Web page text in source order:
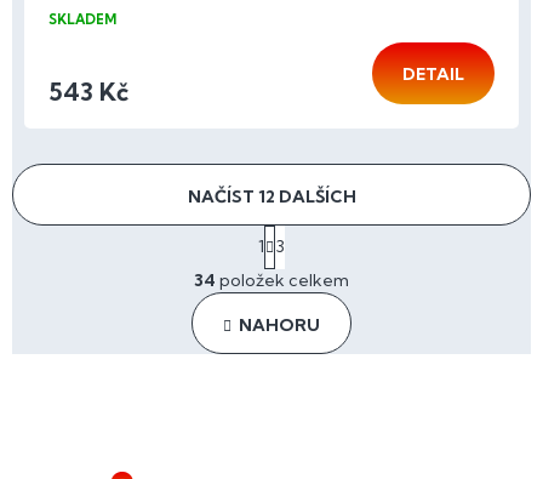
SKLADEM
543 Kč
DETAIL
O
v
l
á
d
NAČÍST 12 DALŠÍCH
S
t
r
á
n
k
o
1
3
34 položek celkem
NAHORU